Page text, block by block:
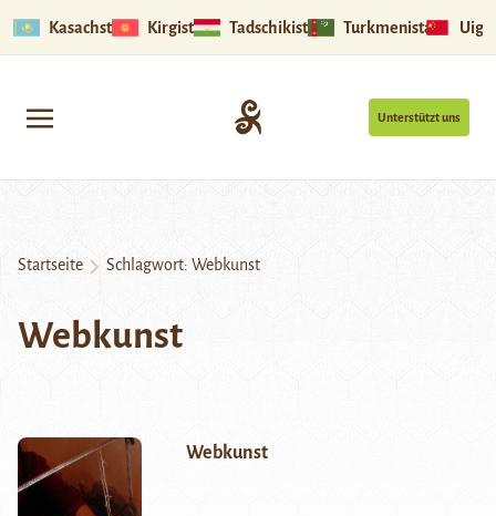
Kasachstan Kirgistan Tadschikistan Turkmenistan
Unterstützt uns
Startseite Schlagwort: Webkunst
Webkunst
Webkunst